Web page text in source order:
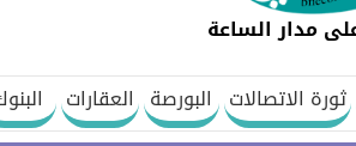
مدار الساعة
ثورة الاتصالات البورصة العقارات